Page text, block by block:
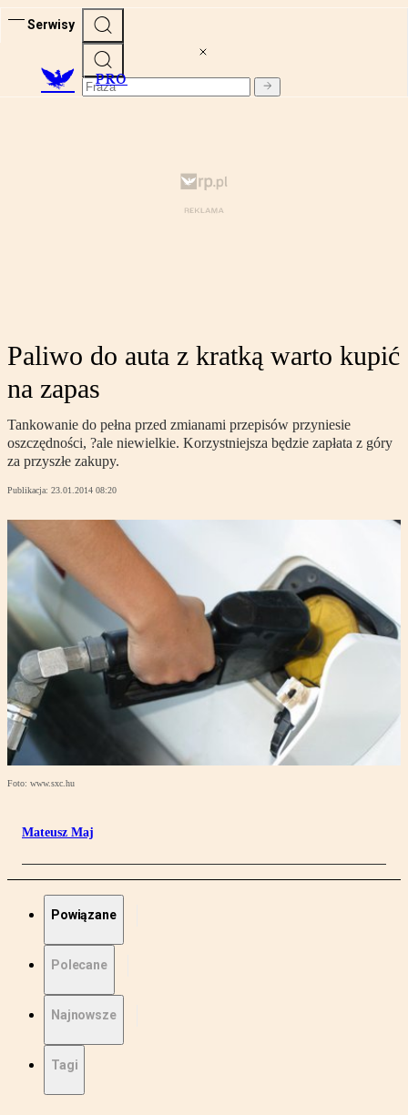
Serwisy
PRO
Paliwo do auta z kratką warto kupić
na zapas
Tankowanie do pełna przed zmianami przepisów przyniesie
oszczędności, ?ale niewielkie. Korzystniejsza będzie zapłata z góry
za przyszłe zakupy.
Publikacja: 23.01.2014 08:20
Foto: www.sxc.hu
Mateusz Maj
Powiązane
Polecane
Najnowsze
Tagi